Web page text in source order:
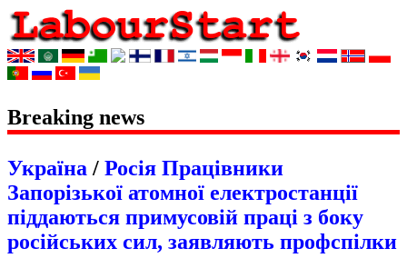
Breaking news
Україна / Росія Працівники
Запорізької атомної електростанції
піддаються примусовій праці з боку
російських сил, заявляють профспілки